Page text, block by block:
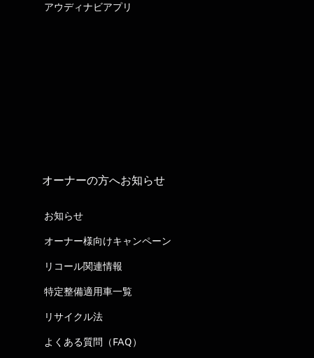
アウディナビアプリ
オーナーの方へお知らせ
お知らせ
オーナー様向けキャンペーン
リコール関連情報
特定整備適用車一覧
リサイクル法
よくある質問（FAQ）